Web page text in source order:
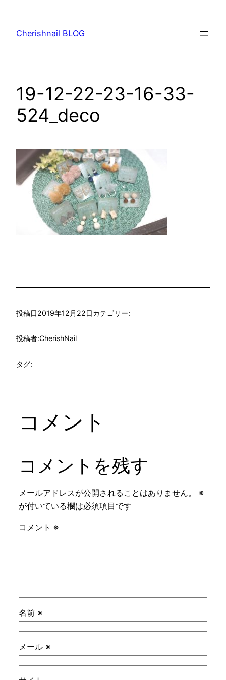
Cherishnail BLOG
19-12-22-23-16-33-
524_deco
投稿日2019年12月22日カテゴリー:
投稿者:CherishNail
タグ:
コメント
コメントを残す
メールアドレスが公開されることはありません。
※
が付いている欄は必須項目です
コメント ※
名前 ※
メール ※